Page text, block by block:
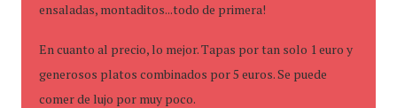
ensaladas, montaditos...todo de primera!
En cuanto al precio, lo mejor. Tapas por tan solo 1 euro y
generosos platos combinados por 5 euros. Se puede
comer de lujo por muy poco.